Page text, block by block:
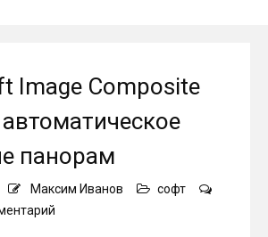
Image Composite
панорам
Максим Иванов
софт